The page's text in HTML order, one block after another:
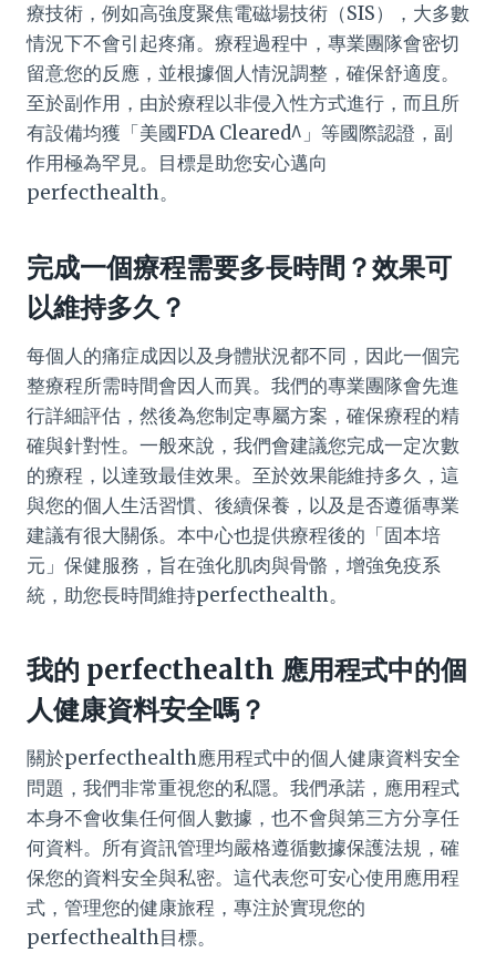
療技術，例如高強度聚焦電磁場技術（SIS），大多數
情況下不會引起疼痛。療程過程中，專業團隊會密切
留意您的反應，並根據個人情況調整，確保舒適度。
至於副作用，由於療程以非侵入性方式進行，而且所
有設備均獲「美國FDA Cleared^」等國際認證，副
作用極為罕見。目標是助您安心邁向
perfecthealth。
完成一個療程需要多長時間？效果可
以維持多久？
每個人的痛症成因以及身體狀況都不同，因此一個完
整療程所需時間會因人而異。我們的專業團隊會先進
行詳細評估，然後為您制定專屬方案，確保療程的精
確與針對性。一般來說，我們會建議您完成一定次數
的療程，以達致最佳效果。至於效果能維持多久，這
與您的個人生活習慣、後續保養，以及是否遵循專業
建議有很大關係。本中心也提供療程後的「固本培
元」保健服務，旨在強化肌肉與骨骼，增強免疫系
統，助您長時間維持perfecthealth。
我的 perfecthealth 應用程式中的個
人健康資料安全嗎？
關於perfecthealth應用程式中的個人健康資料安全
問題，我們非常重視您的私隱。我們承諾，應用程式
本身不會收集任何個人數據，也不會與第三方分享任
何資料。所有資訊管理均嚴格遵循數據保護法規，確
保您的資料安全與私密。這代表您可安心使用應用程
式，管理您的健康旅程，專注於實現您的
perfecthealth目標。